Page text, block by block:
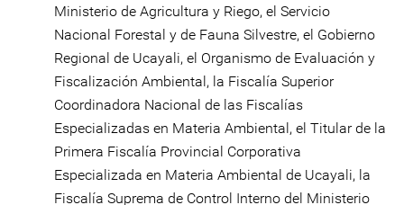
Ministerio de Agricultura y Riego, el Servicio
Nacional Forestal y de Fauna Silvestre, el Gobierno
Regional de Ucayali, el Organismo de Evaluación y
Fiscalización Ambiental, la Fiscalía Superior
Coordinadora Nacional de las Fiscalías
Especializadas en Materia Ambiental, el Titular de la
Primera Fiscalía Provincial Corporativa
Especializada en Materia Ambiental de Ucayali, la
Fiscalía Suprema de Control Interno del Ministerio